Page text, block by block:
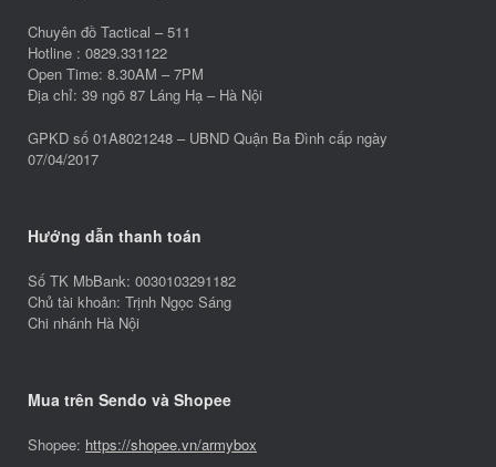
Chuyên đồ Tactical – 511
Hotline : 0829.331122
Open Time: 8.30AM – 7PM
Địa chỉ: 39 ngõ 87 Láng Hạ – Hà Nội
GPKD số 01A8021248 – UBND Quận Ba Đình cấp ngày
07/04/2017
Hướng dẫn thanh toán
Số TK MbBank: 0030103291182
Chủ tài khoản: Trịnh Ngọc Sáng
Chi nhánh Hà Nội
Mua trên Sendo và Shopee
Shopee: https://shopee.vn/armybox